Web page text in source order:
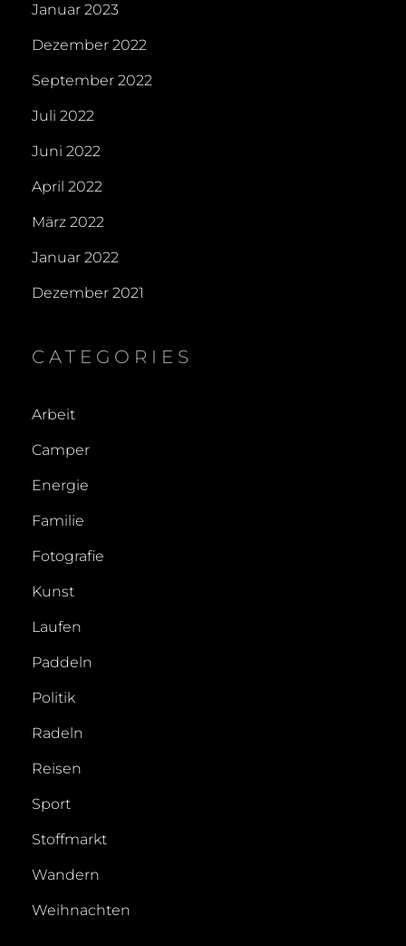
Januar 2023
Dezember 2022
September 2022
Juli 2022
Juni 2022
April 2022
März 2022
Januar 2022
Dezember 2021
CATEGORIES
Arbeit
Camper
Energie
Familie
Fotografie
Kunst
Laufen
Paddeln
Politik
Radeln
Reisen
Sport
Stoffmarkt
Wandern
Weihnachten